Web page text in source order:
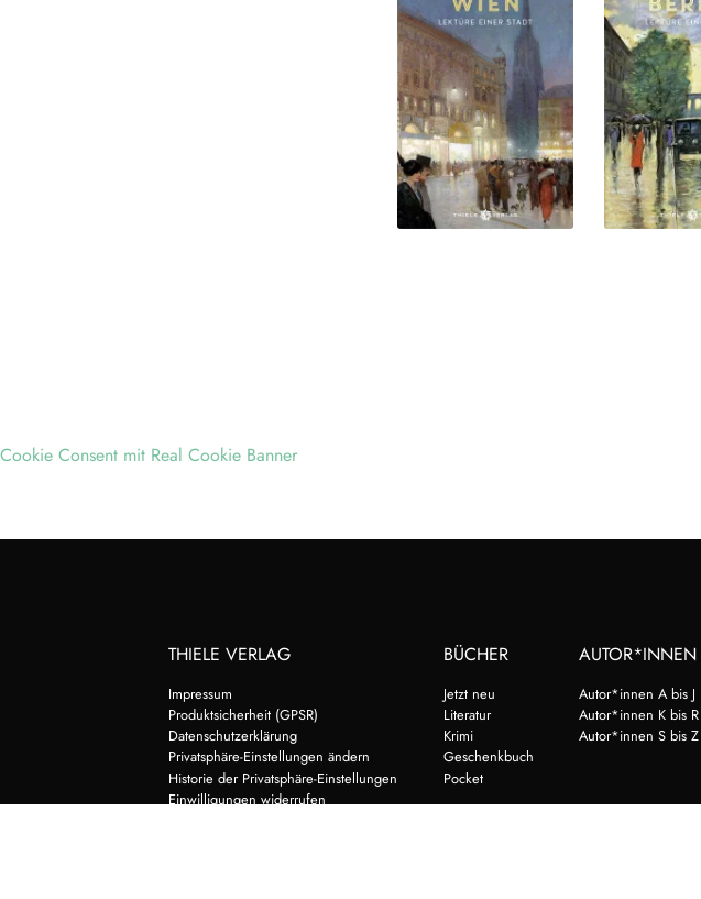
THIELE VERLAG
Impressum
Produktsicherheit (GPSR)
Datenschutzerklärung
Privatsphäre-Einstellungen ändern
Historie der Privatsphäre-Einstellungen
Einwilligungen widerrufen
BÜCHER
Jetzt neu
Literatur
Krimi
Geschenkbuch
Pocket
AUTOR*INNEN
Autor*innen A bis J
Autor*innen K bis R
Autor*innen S bis Z
Cookie Consent mit Real Cookie Banner